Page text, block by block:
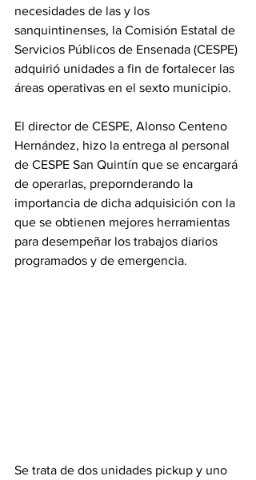
necesidades de las y los
sanquintinenses, la Comisión Estatal de
Servicios Públicos de Ensenada (CESPE)
adquirió unidades a fin de fortalecer las
áreas operativas en el sexto municipio.
El director de CESPE, Alonso Centeno
Hernández, hizo la entrega al personal
de CESPE San Quintín que se encargará
de operarlas, prepornderando la
importancia de dicha adquisición con la
que se obtienen mejores herramientas
para desempeñar los trabajos diarios
programados y de emergencia.
Se trata de dos unidades pickup y uno